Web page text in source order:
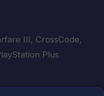
III , CrossCode,
Plus